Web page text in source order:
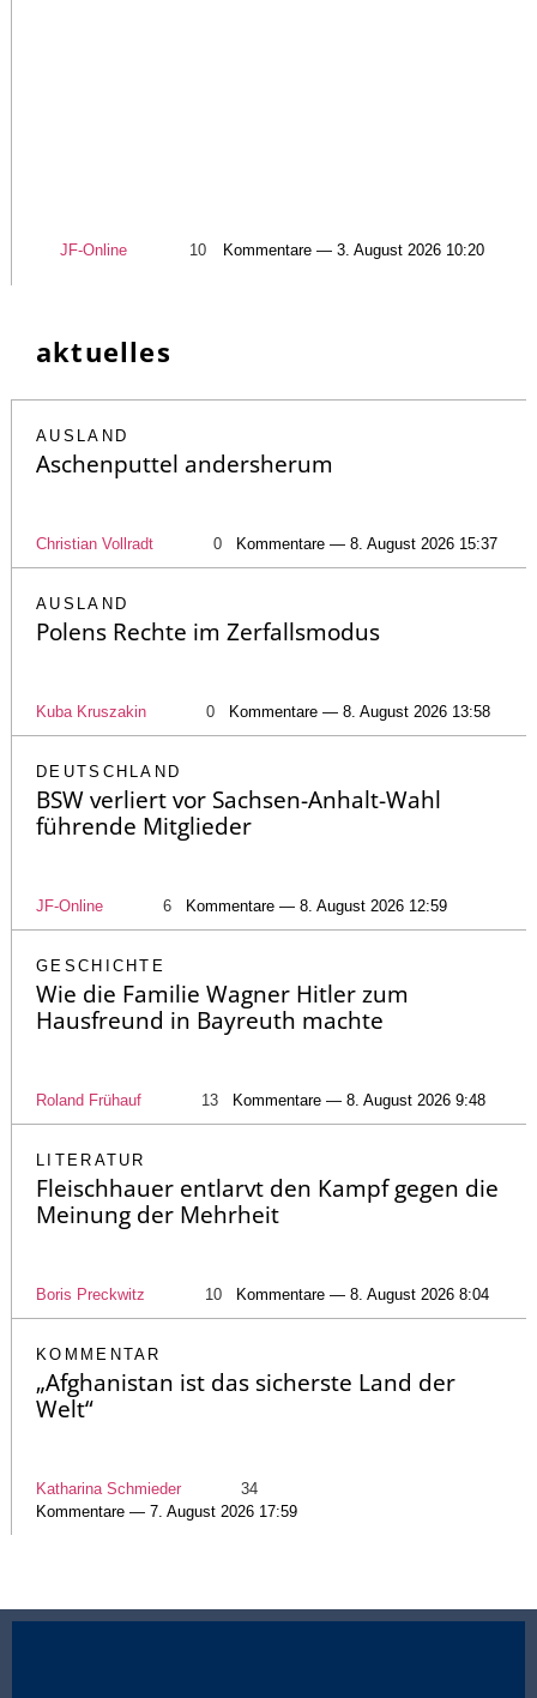
JF-Online 10 Kommentare — 3. August 2026 10:20
aktuelles
AUSLAND
Aschenputtel andersherum
Christian Vollradt 0 Kommentare — 8. August 2026 15:37
AUSLAND
Polens Rechte im Zerfallsmodus
Kuba Kruszakin 0 Kommentare — 8. August 2026 13:58
DEUTSCHLAND
BSW verliert vor Sachsen-Anhalt-Wahl
führende Mitglieder
JF-Online 6 Kommentare — 8. August 2026 12:59
GESCHICHTE
Wie die Familie Wagner Hitler zum
Hausfreund in Bayreuth machte
Roland Frühauf 13 Kommentare — 8. August 2026 9:48
LITERATUR
Fleischhauer entlarvt den Kampf gegen die
Meinung der Mehrheit
Boris Preckwitz 10 Kommentare — 8. August 2026 8:04
KOMMENTAR
„Afghanistan ist das sicherste Land der
Welt“
Katharina Schmieder
34
Kommentare — 7. August 2026 17:59